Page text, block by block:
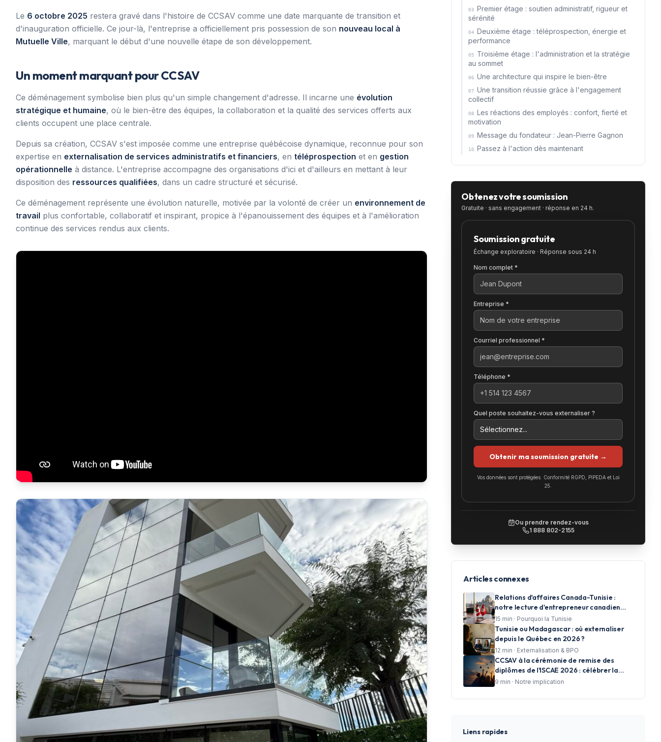
Le 6 octobre 2025 restera gravé dans l'histoire de CCSAV comme une date marquante de transition et
d'inauguration officielle. Ce jour-là, l'entreprise a officiellement pris possession de son nouveau local à
Mutuelle Ville, marquant le début d'une nouvelle étape de son développement.
Un moment marquant pour CCSAV
Ce déménagement symbolise bien plus qu'un simple changement d'adresse. Il incarne une évolution
stratégique et humaine, où le bien-être des équipes, la collaboration et la qualité des services offerts aux
clients occupent une place centrale.
Depuis sa création, CCSAV s'est imposée comme une entreprise québécoise dynamique, reconnue pour son
expertise en externalisation de services administratifs et financiers, en téléprospection et en gestion
opérationnelle à distance. L'entreprise accompagne des organisations d'ici et d'ailleurs en mettant à leur
disposition des ressources qualifiées, dans un cadre structuré et sécurisé.
Ce déménagement représente une évolution naturelle, motivée par la volonté de créer un environnement de
travail plus confortable, collaboratif et inspirant, propice à l'épanouissement des équipes et à l'amélioration
continue des services rendus aux clients.
03
Premier étage : soutien administratif, rigueur et
sérénité
04 Deuxième étage : téléprospection, énergie et
performance
05
Troisième étage : l'administration et la stratégie
au sommet
06 Une architecture qui inspire le bien-être
07
Une transition réussie grâce à l'engagement
collectif
08 Les réactions des employés : confort, fierté et
motivation
09 Message du fondateur : Jean-Pierre Gagnon
10 Passez à l'action dès maintenant
Obtenez votre soumission
Gratuite · sans engagement · réponse en 24 h.
Soumission gratuite
Échange exploratoire · Réponse sous 24 h
Nom complet *
Entreprise *
Courriel professionnel *
Téléphone *
Quel poste souhaitez-vous externaliser ?
Obtenir ma soumission gratuite →
Vos données sont protégées. Conformité RGPD, PIPEDA et Loi
25.
Ou prendre rendez-vous
1 888 802-2155
Articles connexes
Relations d'affaires Canada-Tunisie :
notre lecture d'entrepreneur canadien
investi à Tunis
15 min · Pourquoi la Tunisie
Tunisie ou Madagascar : où externaliser
depuis le Québec en 2026 ?
12 min · Externalisation & BPO
CCSAV à la cérémonie de remise des
diplômes de l'ISCAE 2026 : célébrer la
réussite et accompagner les talents de
9 min · Notre implication
Liens rapides